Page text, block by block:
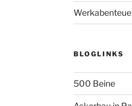
BLOGLINKS
500 Beine